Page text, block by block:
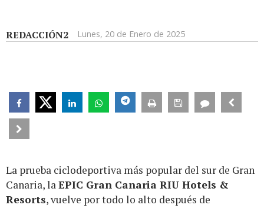
REDACCIÓN2 Lunes, 20 de Enero de 2025
La prueba ciclodeportiva más popular del sur de Gran
Canaria, laEPIC Gran Canaria RIU Hotels &
Resorts, vuelve por todo lo alto después de